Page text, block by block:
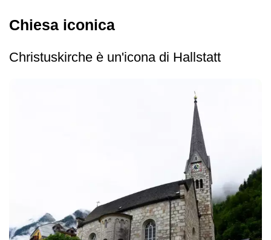
Chiesa iconica
Christuskirche è un'icona di Hallstatt